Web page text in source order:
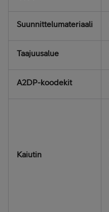
Suunnittelumateriaali
Taajuusalue
A2DP-koodekit
Kaiutin